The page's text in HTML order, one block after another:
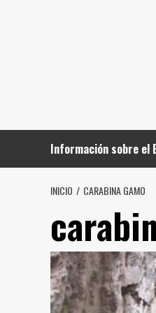
Información sobre el
INICIO CARABINA GAMO